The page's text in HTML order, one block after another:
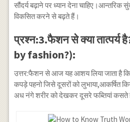
सौंदर्य बढ़ाने पर ध्यान देना चाहिए।आन्तरिक
विकसित करने से बढ़ते हैं।
प्रश्न:3.फैशन से क्या
by fashion?):
उत्तर:फैशन से आज यह आशय लिया जाता है
कपड़े पहनो जिसे दूसरों को लुभाया,आकर्षित
अध नंगे शरीर को देखकर दूसरे फब्तियां कसते